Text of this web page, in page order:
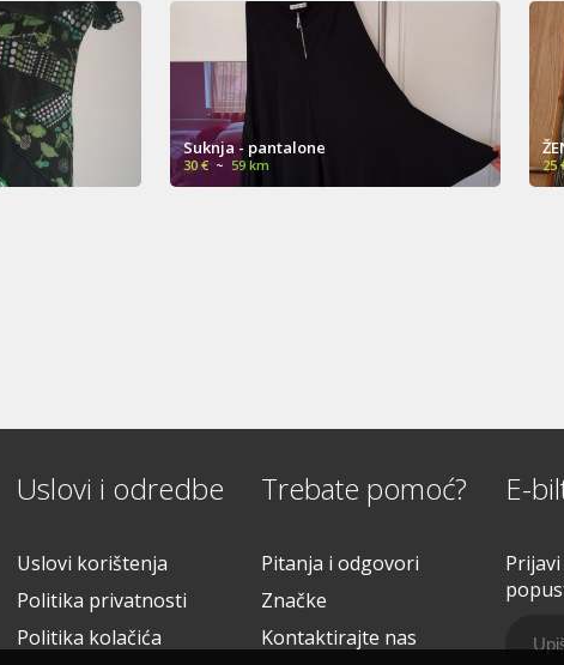
ŽENSKA HALJINA - BIJELA
25 € ~ 49 km
Uslovi i odredbe
Uslovi korištenja
Politika privatnosti
Politika kolačića
Trebate pomoć?
Pitanja i odgovori
Značke
Kontaktirajte nas
E-